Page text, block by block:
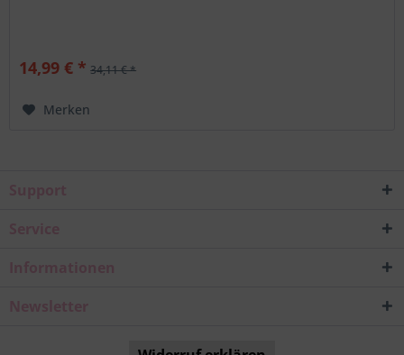
14,99 € * 34,11 € *
Merken
Support
Service
Informationen
Newsletter